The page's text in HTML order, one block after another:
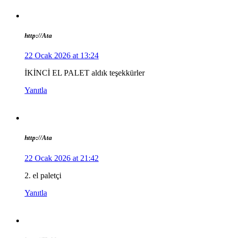
http://Ata
22 Ocak 2026 at 13:24
İKİNCİ EL PALET aldık teşekkürler
Yanıtla
http://Ata
22 Ocak 2026 at 21:42
2. el paletçi
Yanıtla